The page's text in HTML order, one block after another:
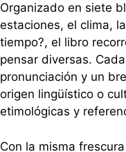
Organizado en siete
estaciones, el clima,
tiempo?, el libro
pensar diversas.
pronunciación y un
origen lingüístico o
etimológicas y
Con la misma